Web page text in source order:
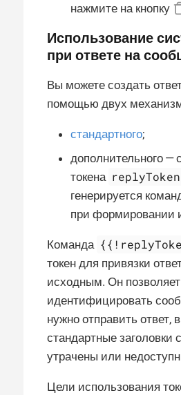
нажмите на кнопку
Использование
при ответе на
Вы можете создать
помощью двух
стандартного;
дополнительного —
токена
генерируется
при формировании
Команда
токен для привязки
исходным. Он позволяет
идентифицировать
нужно отправить ответ,
стандартные
утрачены или
Цели использования